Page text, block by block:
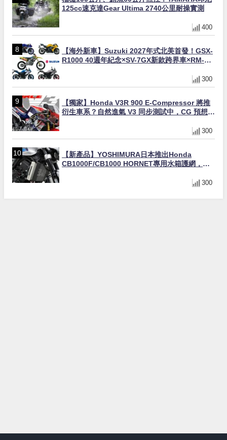
125cc速克達Gear Ultima 2740公里耐操實測
400
【海外新車】Suzuki 2027年式北美首發！GSX-
R1000 40週年紀念×SV-7GX新款跨界車×RM-
300
【獨家】Honda V3R 900 E-Compressor 將推
衍生車系？自然進氣 V3 同步測試中，CG 預想曝
300
【新產品】YOSHIMURA日本推出Honda
CB1000F/CB1000 HORNET專用水箱護網，六
300